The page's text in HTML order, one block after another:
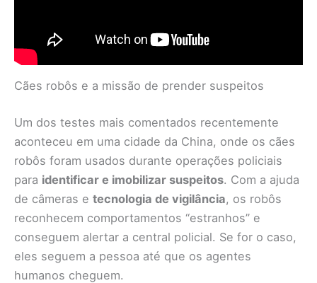
Cães robôs e a missão de prender suspeitos
Um dos testes mais comentados recentemente
aconteceu em uma cidade da China, onde os cães
robôs foram usados durante operações policiais
para identificar e imobilizar suspeitos. Com a ajuda
de câmeras e tecnologia de vigilância, os robôs
reconhecem comportamentos “estranhos” e
conseguem alertar a central policial. Se for o caso,
eles seguem a pessoa até que os agentes
humanos cheguem.